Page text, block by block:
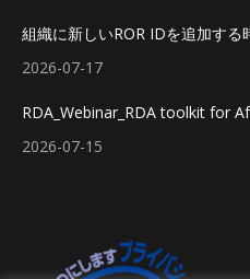
組織に新しいROR IDを追加する
2026-07-17
RDA_Webinar_RDA toolkit for
2026-07-15